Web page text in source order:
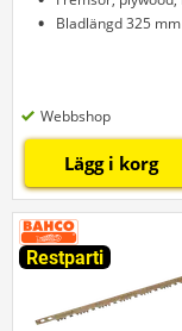
Bladlängd 325 mm
Webbshop
Lägg i korg
Restparti